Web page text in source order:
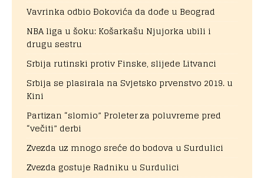
Vavrinka odbio Đokovića da dođe u Beograd
NBA liga u šoku: Košarkašu Njujorka ubili i
drugu sestru
Srbija rutinski protiv Finske, slijede Litvanci
Srbija se plasirala na Svjetsko prvenstvo 2019. u
Kini
Partizan “slomio” Proleter za poluvreme pred
“večiti” derbi
Zvezda uz mnogo sreće do bodova u Surdulici
Zvezda gostuje Radniku u Surdulici